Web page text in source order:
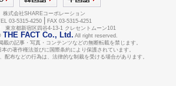
株式会社SHAREコーポレーション
03-5315-4250
FAX 03-5315-4251
東京都新宿区四谷4-13-1 クレセントムーン101
THE FACT Co., Ltd. All right reserved.
の記事・写真・コンテンツなどの無断転載を禁じます。
の著作権法並びに国際条約により保護されています。
配布などの行為は、法律的な制裁を受ける場合があります。